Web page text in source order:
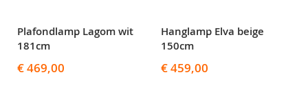
Plafondlamp Lagom wit
181cm
€ 469,00
Hanglamp Elva beige
150cm
€ 459,00